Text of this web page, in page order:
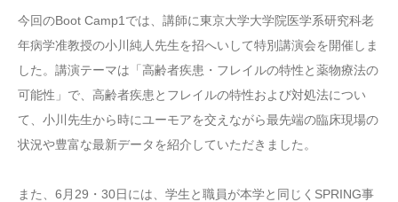
今回のBoot Camp1では、講師に東京大学大学院医学系研究科老
年病学准教授の小川純人先生を招へいして特別講演会を開催しま
した。講演テーマは「高齢者疾患・フレイルの特性と薬物療法の
可能性」で、高齢者疾患とフレイルの特性および対処法につい
て、小川先生から時にユーモアを交えながら最先端の臨床現場の
状況や豊富な最新データを紹介していただきました。
また、6月29・30日には、学生と職員が本学と同じくSPRING事